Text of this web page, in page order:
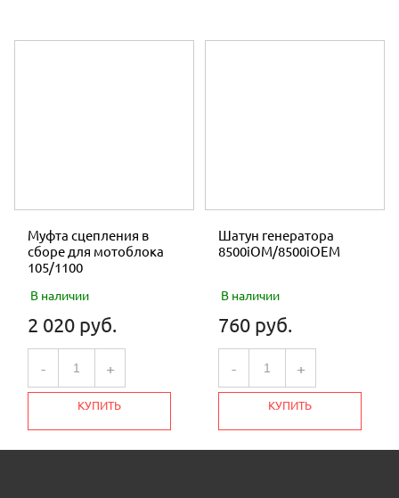
Муфта сцепления в
сборе для мотоблока
105/1100
В наличии
2 020 руб.
- +
КУПИТЬ
Шатун генератора
8500iOM/8500iOEM
В наличии
760 руб.
- +
КУПИТЬ